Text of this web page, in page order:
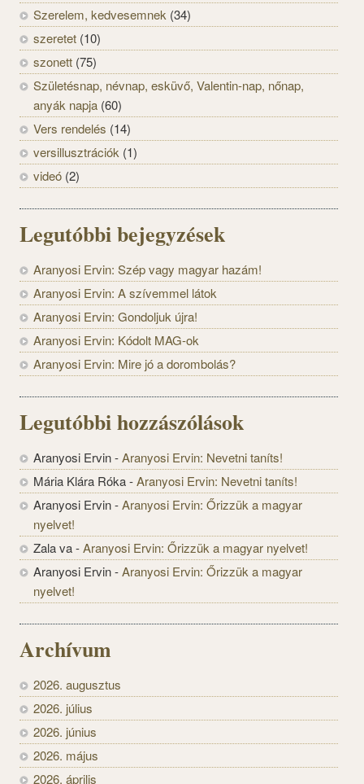
Szerelem, kedvesemnek (34)
szeretet (10)
szonett (75)
Születésnap, névnap, esküvő, Valentin-nap, nőnap,
anyák napja (60)
Vers rendelés (14)
versillusztrációk (1)
videó (2)
Legutóbbi bejegyzések
Aranyosi Ervin: Szép vagy magyar hazám!
Aranyosi Ervin: A szívemmel látok
Aranyosi Ervin: Gondoljuk újra!
Aranyosi Ervin: Kódolt MAG-ok
Aranyosi Ervin: Mire jó a dorombolás?
Legutóbbi hozzászólások
Aranyosi Ervin-Aranyosi Ervin: Nevetni taníts!
Mária Klára Róka-Aranyosi Ervin: Nevetni taníts!
Aranyosi Ervin-Aranyosi Ervin: Őrizzük a magyar
nyelvet!
Zala va-Aranyosi Ervin: Őrizzük a magyar nyelvet!
Aranyosi Ervin-Aranyosi Ervin: Őrizzük a magyar
nyelvet!
Archívum
2026. augusztus
2026. július
2026. június
2026. május
2026. április